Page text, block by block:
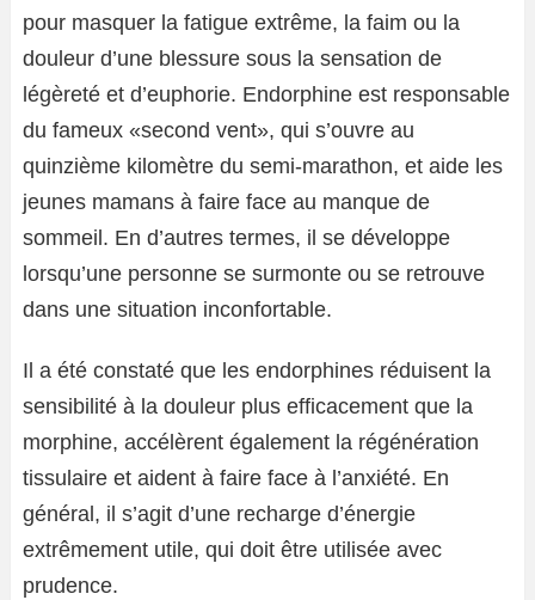
pour masquer la fatigue extrême, la faim ou la
douleur d’une blessure sous la sensation de
légèreté et d’euphorie. Endorphine est responsable
du fameux «second vent», qui s’ouvre au
quinzième kilomètre du semi-marathon, et aide les
jeunes mamans à faire face au manque de
sommeil. En d’autres termes, il se développe
lorsqu’une personne se surmonte ou se retrouve
dans une situation inconfortable.
Il a été constaté que les endorphines réduisent la
sensibilité à la douleur plus efficacement que la
morphine, accélèrent également la régénération
tissulaire et aident à faire face à l’anxiété. En
général, il s’agit d’une recharge d’énergie
extrêmement utile, qui doit être utilisée avec
prudence.